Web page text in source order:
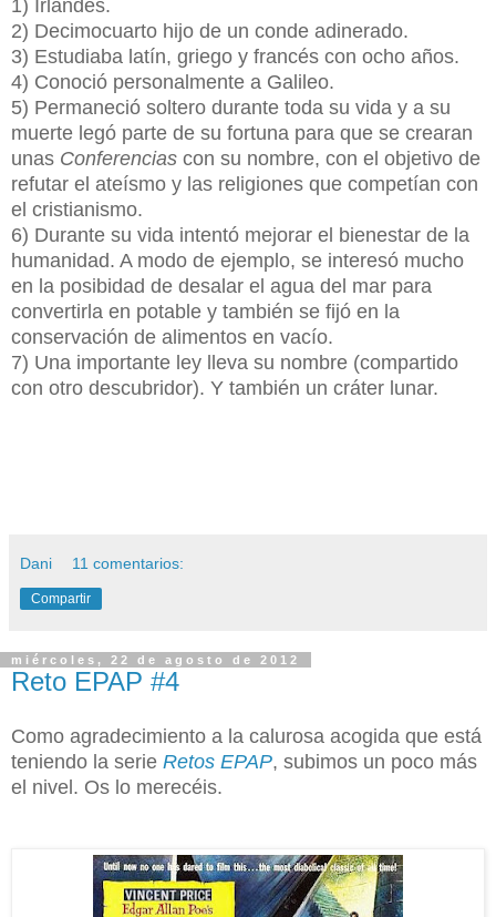
1) Irlandés.
2) Decimocuarto hijo de un conde adinerado.
3) Estudiaba latín, griego y francés con ocho años.
4) Conoció personalmente a Galileo.
5) Permaneció soltero durante toda su vida y a su
muerte legó parte de su fortuna para que se crearan
unas Conferencias con su nombre, con el objetivo de
refutar el ateísmo y las religiones que competían con
el cristianismo.
6) Durante su vida intentó mejorar el bienestar de la
humanidad. A modo de ejemplo, se interesó mucho
en la posibidad de desalar el agua del mar para
convertirla en potable y también se fijó en la
conservación de alimentos en vacío.
7) Una importante ley lleva su nombre (compartido
con otro descubridor). Y también un cráter lunar.
Dani 11 comentarios:
Compartir
miércoles, 22 de agosto de 2012
Reto EPAP #4
Como agradecimiento a la calurosa acogida que está
teniendo la serie Retos EPAP, subimos un poco más
el nivel. Os lo merecéis.